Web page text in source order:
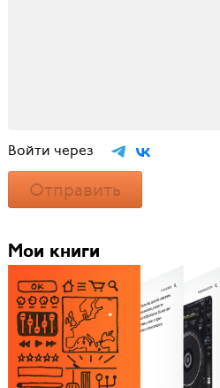
Войти через
Отправить
Мои книги